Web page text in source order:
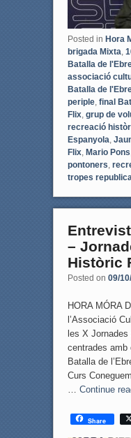
Posted in Hora
brigada Mixta,
Batalla de
associació
Batalla de
periple, final
Flix, grup de
recreació
Espanyola,
Flix, Mario Pons
pontoners,
tropes
–
Històric
Posted on 09/
HORA MÓRA
l’Associació
les X
centrades amb
Batalla de
Curs
… Continue
Share